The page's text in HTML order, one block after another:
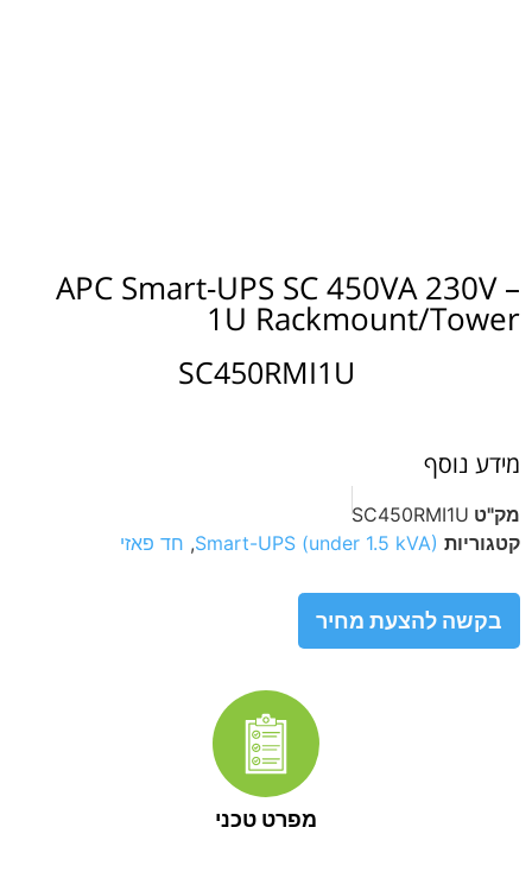
APC Smart-UPS SC 450VA 230V –
1U Rackmount/Tower
SC450RMI1U
מידע נוסף
מק"ט SC450RMI1U
קטגוריות Smart-UPS (under 1.5 kVA)
, חד פאזי
בקשה להצעת מחיר
מפרט טכני